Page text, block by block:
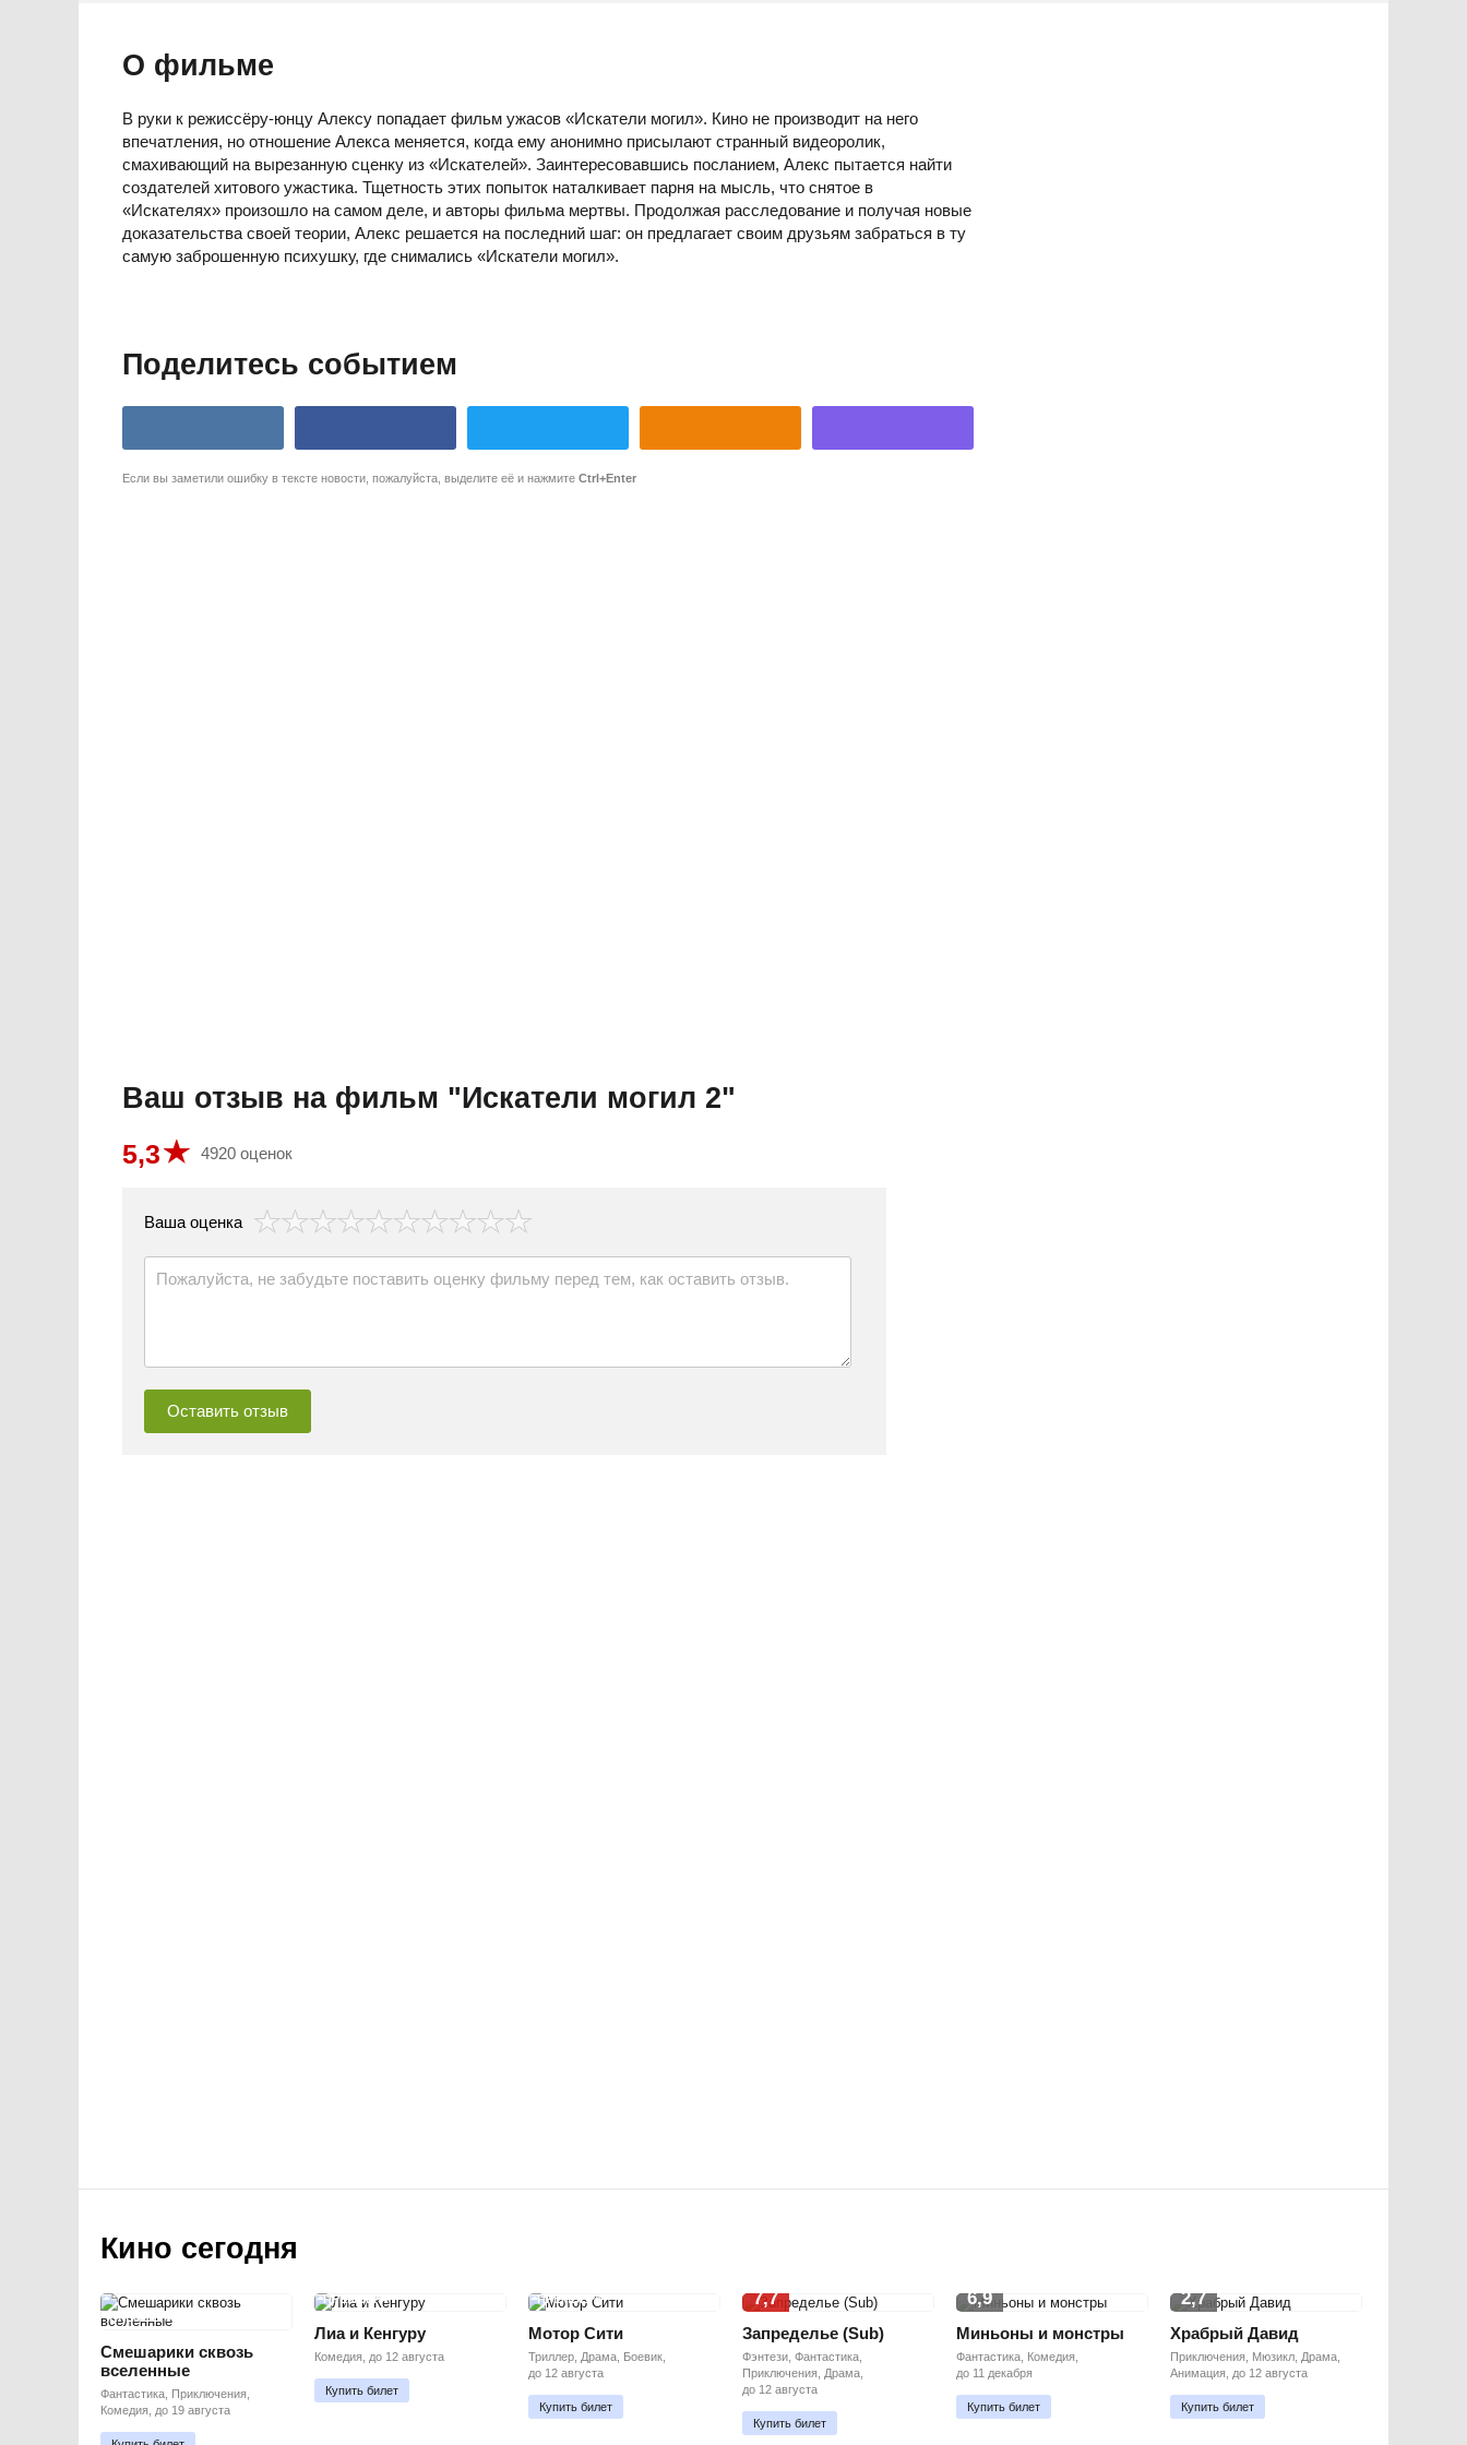
О фильме
В руки к режиссёру-юнцу Алексу попадает фильм ужасов «Искатели могил». Кино не производит на него
впечатления, но отношение Алекса меняется, когда ему анонимно присылают странный видеоролик,
смахивающий на вырезанную сценку из «Искателей». Заинтересовавшись посланием, Алекс пытается найти
создателей хитового ужастика. Тщетность этих попыток наталкивает парня на мысль, что снятое в
«Искателях» произошло на самом деле, и авторы фильма мертвы. Продолжая расследование и получая новые
доказательства своей теории, Алекс решается на последний шаг: он предлагает своим друзьям забраться в ту
самую заброшенную психушку, где снимались «Искатели могил».
Поделитесь событием
Если вы заметили ошибку в тексте новости, пожалуйста, выделите её и нажмите Ctrl+Enter
Ваш отзыв на фильм "Искатели могил 2"
5,3 4920 оценок
Ваша оценка
Кино сегодня
ПРЕМЬЕРА
Смешарики сквозь
вселенные
Фантастика, Приключения,
Комедия, до 19 августа
ПРЕМЬЕРА
Лиа и Кенгуру
Комедия, до 12 августа
Купить билет
ПРЕМЬЕРА
Мотор Сити
Триллер, Драма, Боевик,
до 12 августа
Купить билет
7,7
Запределье (Sub)
Фэнтези, Фантастика,
Приключения, Драма,
до 12 августа
Купить билет
6,9
Миньоны и монстры
Фантастика, Комедия,
до 11 декабря
Купить билет
2,7
Храбрый Давид
Приключения, Мюзикл, Драма,
Анимация, до 12 августа
Купить билет